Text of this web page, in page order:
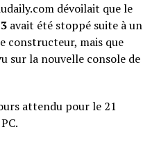
dévoilait que le
avait été stoppé suite à un
constructeur, mais que
sur la nouvelle console de
attendu pour le 21